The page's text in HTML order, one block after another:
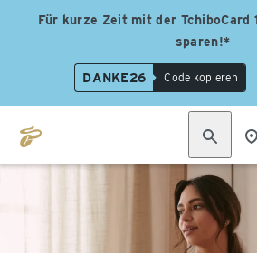
Für kurze Zeit mit der TchiboCard
sparen!*
DANKE26 Code kopieren